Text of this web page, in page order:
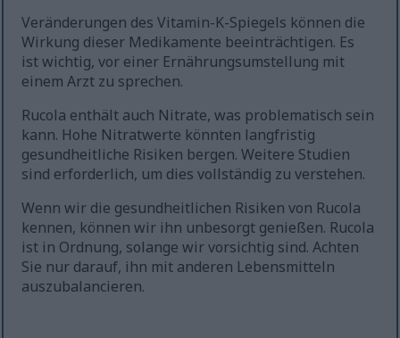
Veränderungen des Vitamin-K-Spiegels können die
Wirkung dieser Medikamente beeinträchtigen. Es
ist wichtig, vor einer Ernährungsumstellung mit
einem Arzt zu sprechen.
Rucola enthält auch Nitrate, was problematisch sein
kann. Hohe Nitratwerte könnten langfristig
gesundheitliche Risiken bergen. Weitere Studien
sind erforderlich, um dies vollständig zu verstehen.
Wenn wir die gesundheitlichen Risiken von Rucola
kennen, können wir ihn unbesorgt genießen. Rucola
ist in Ordnung, solange wir vorsichtig sind. Achten
Sie nur darauf, ihn mit anderen Lebensmitteln
auszubalancieren.